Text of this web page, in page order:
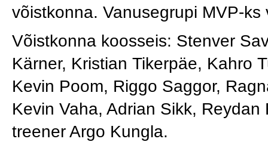
võistkonna. Vanusegrupi MVP-ks
Võistkonna koosseis: Stenver
Kärner, Kristian Tikerpäe, Kahro
Kevin Poom, Riggo Saggor,
Kevin Vaha, Adrian Sikk,
treener Argo Kungla.